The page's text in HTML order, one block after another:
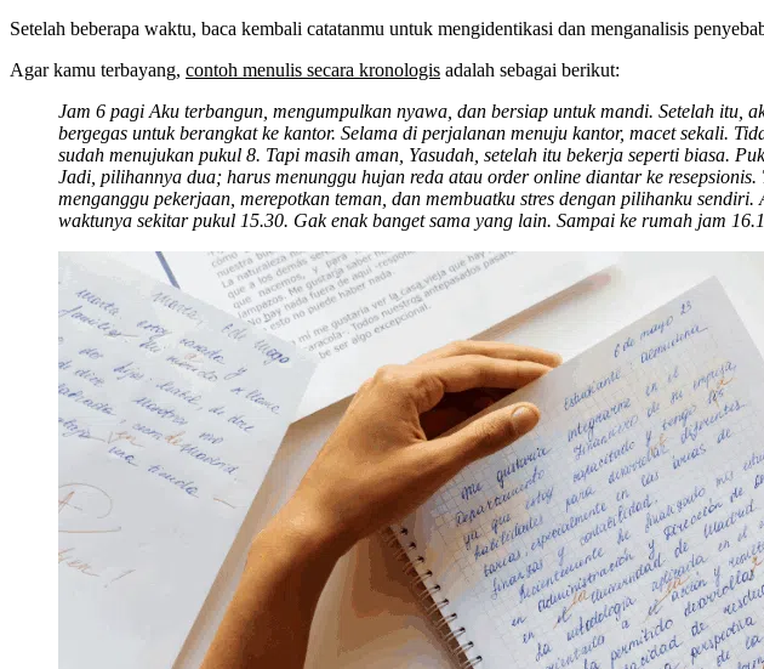
Setelah beberapa waktu, baca kembali catatanmu untuk mengidentikasi dan menganalisis
Agar kamu terbayang, contoh menulis secara kronologis adalah sebagai berikut:
Jam 6 pagi Aku terbangun, mengumpulkan nyawa, dan bersiap untuk mandi. Setelah itu,
bergegas untuk berangkat ke kantor. Selama di perjalanan menuju kantor, macet sekali.
sudah menujukan pukul 8. Tapi masih aman, Yasudah, setelah itu bekerja seperti biasa.
Jadi, pilihannya dua; harus menunggu hujan reda atau order online diantar ke
menganggu pekerjaan, merepotkan teman, dan membuatku stres dengan pilihanku
waktunya sekitar pukul 15.30. Gak enak banget sama yang lain. Sampai ke rumah jam